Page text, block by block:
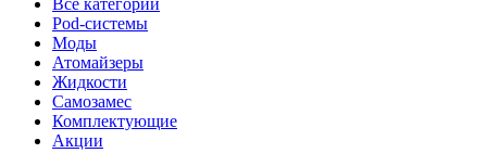
Все категории
Pod-системы
Моды
Атомайзеры
Жидкости
Самозамес
Комплектующие
Акции